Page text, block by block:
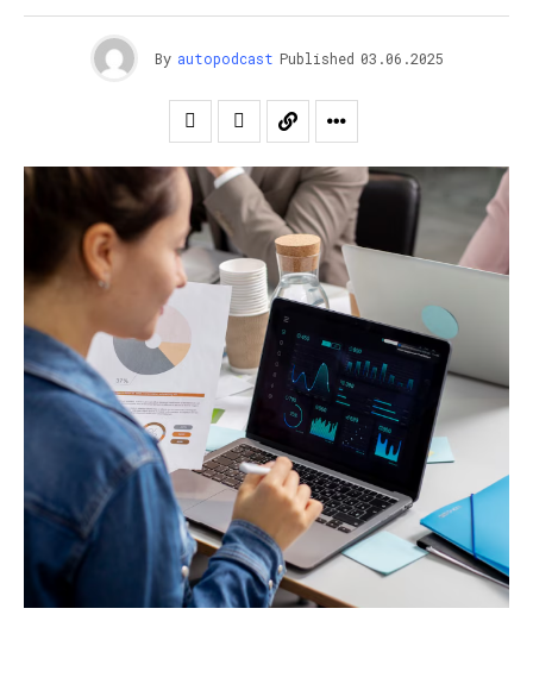
By autopodcast Published 03.06.2025